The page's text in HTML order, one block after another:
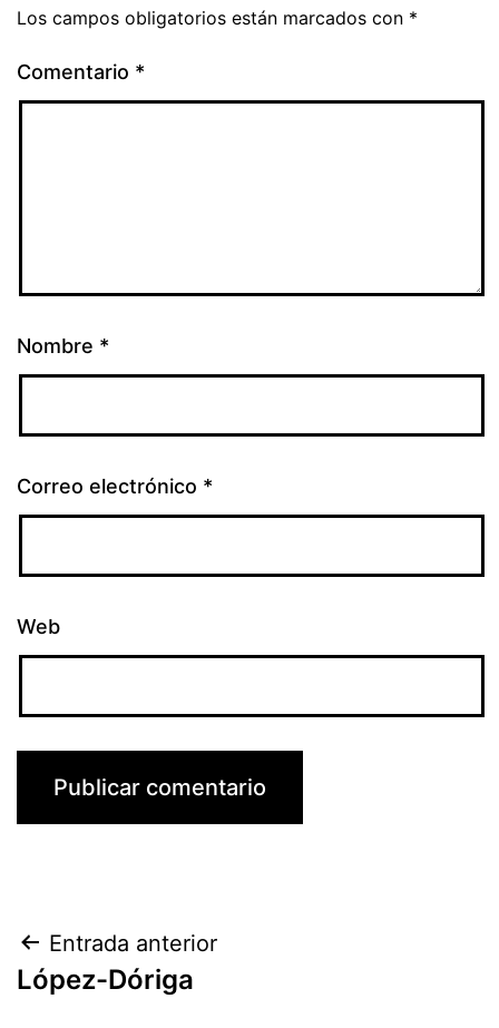
Los campos obligatorios están marcados con *
Comentario *
Nombre *
Correo electrónico *
Web
Navegación
de
Entrada anterior
López-Dóriga